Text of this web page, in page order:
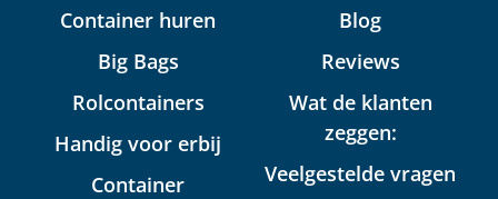
Container huren
Big Bags
Rolcontainers
Handig voor erbij
Container
Blog
Reviews
Wat de klanten
zeggen:
Veelgestelde vragen